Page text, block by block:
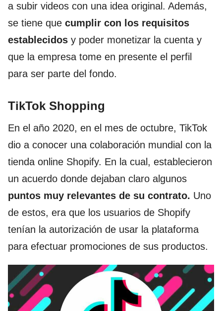
a subir videos con una idea original. Además,
se tiene que cumplir con los requisitos
establecidos y poder monetizar la cuenta y
que la empresa tome en presente el perfil
para ser parte del fondo.
TikTok Shopping
En el año 2020, en el mes de octubre, TikTok
dio a conocer una colaboración mundial con la
tienda online Shopify. En la cual, establecieron
un acuerdo donde dejaban claro algunos
puntos muy relevantes de su contrato. Uno
de estos, era que los usuarios de Shopify
tenían la autorización de usar la plataforma
para efectuar promociones de sus productos.